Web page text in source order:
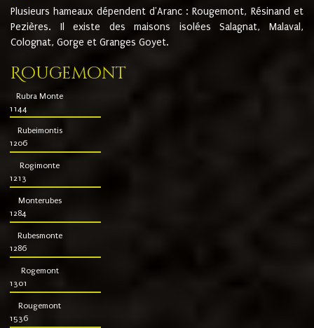
Plusieurs hameaux dépendent d'Aranc : Rougemont, Résinand et
Pezières. Il existe des maisons isolées Salagnat, Malaval,
Colognat, Gorge et Granges Goyet.
Rougemont
Rubra Monte
1144
Rubeimontis
1206
Rogimonte
1213
Monterubes
1284
Rubesmonte
1286
Rogemont
1301
Rougemont
1536